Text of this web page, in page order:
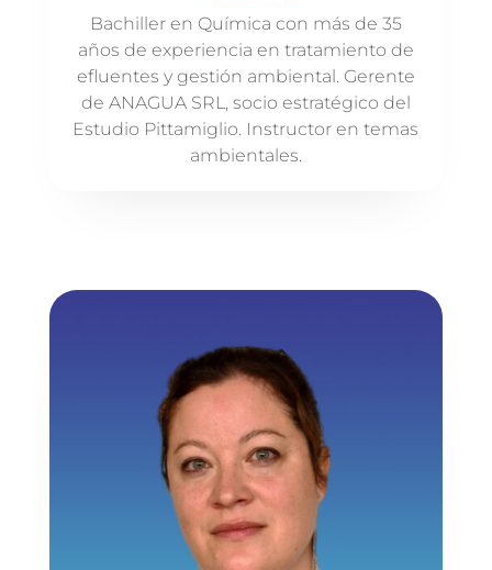
Bachiller en Química con más de 35
años de experiencia en tratamiento de
efluentes y gestión ambiental. Gerente
de ANAGUA SRL, socio estratégico del
Estudio Pittamiglio. Instructor en temas
ambientales.